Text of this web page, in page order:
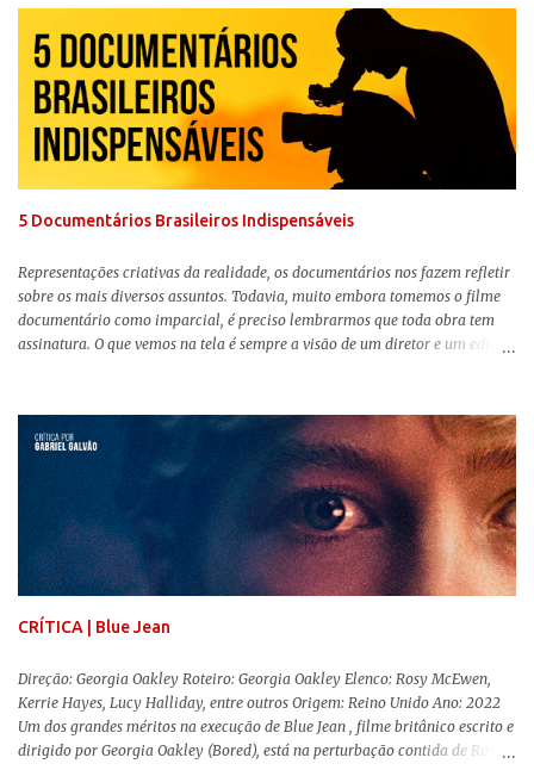
lançamento, posso afirmar que o longa, dirigido por Greta Gerwig (
Adoráveis Mulheres ) prometeu tudo e entregou mais ainda, se provando o
filme do ano até aqui. Repleto de criatividade, humor e sem medo de não se
levar a sério, a produção aborda temas complexos com críticas potentes. Já
conhecida por sua filmografia feminista, Gerwig traz uma reflexão de
como a Barbie se encaixa no mundo moderno, desenvolvendo a
importância e o impacto, positivo ou negativo, da boneca na vida das
pessoas. Isso tudo com um sentimento de nostalgia multigeracional. Na
5 Documentários Brasileiros Indispensáveis
Representações criativas da realidade, os documentários nos fazem refletir
sobre os mais diversos assuntos. Todavia, muito embora tomemos o filme
documentário como imparcial, é preciso lembrarmos que toda obra tem
assinatura. O que vemos na tela é sempre a visão de um diretor e um editor
sempre importante levarmos em conta quem assina e qual a função social
da obra. O cinema brasileiro é celeiro de grandes documentaristas, muitos
deles mundialmente reconhecidos. Pensando na variedade de estilos e
estéticas de se fazer documentários, selecionei 5 produções tupiniquins do
gênero que, para mim, são indispensáveis: ▼ Cabra Marcado para Morrer
(1984) , de Eduardo Coutinho Em 1964, devido ao golpe militar, Eduardo
Coutinho (Edifício Master) teve que abandonar as filmagens do
documentário sobre o assassinato do líder camponês Joã...
CRÍTICA | Blue Jean
Direção: Georgia Oakley Roteiro: Georgia Oakley Elenco: Rosy McEwen,
Kerrie Hayes, Lucy Halliday, entre outros Origem: Reino Unido Ano: 2022
Um dos grandes méritos na execução de Blue Jean , filme britânico escrito e
dirigido por Georgia Oakley (Bored), está na perturbação contida de Rosy